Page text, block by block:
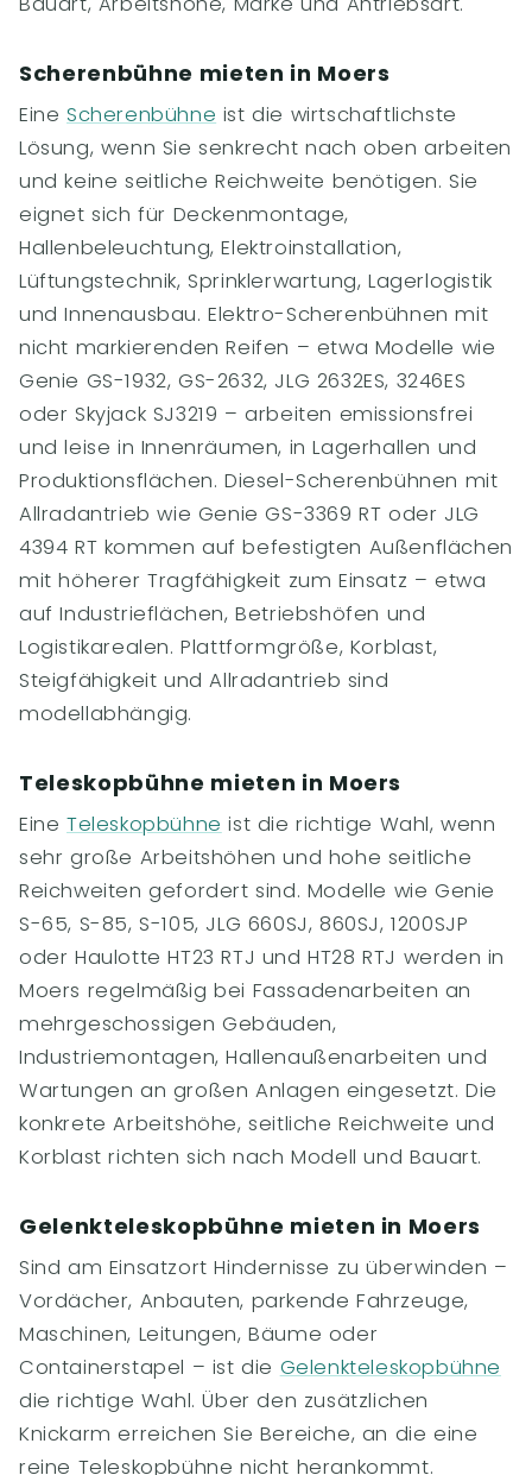
Scherenbühne mieten in Moers
Eine Scherenbühne ist die wirtschaftlichste
Lösung, wenn Sie senkrecht nach oben arbeiten
und keine seitliche Reichweite benötigen. Sie
eignet sich für Deckenmontage,
Hallenbeleuchtung, Elektroinstallation,
Lüftungstechnik, Sprinklerwartung, Lagerlogistik
und Innenausbau. Elektro-Scherenbühnen mit
nicht markierenden Reifen – etwa Modelle wie
Genie GS-1932, GS-2632, JLG 2632ES, 3246ES
oder Skyjack SJ3219 – arbeiten emissionsfrei
und leise in Innenräumen, in Lagerhallen und
Produktionsflächen. Diesel-Scherenbühnen mit
Allradantrieb wie Genie GS-3369 RT oder JLG
4394 RT kommen auf befestigten Außenflächen
mit höherer Tragfähigkeit zum Einsatz – etwa
auf Industrieflächen, Betriebshöfen und
Logistikarealen. Plattformgröße, Korblast,
Steigfähigkeit und Allradantrieb sind
modellabhängig.
Teleskopbühne mieten in Moers
Eine Teleskopbühne ist die richtige Wahl, wenn
sehr große Arbeitshöhen und hohe seitliche
Reichweiten gefordert sind. Modelle wie Genie
S-65, S-85, S-105, JLG 660SJ, 860SJ, 1200SJP
oder Haulotte HT23 RTJ und HT28 RTJ werden in
Moers regelmäßig bei Fassadenarbeiten an
mehrgeschossigen Gebäuden,
Industriemontagen, Hallenaußenarbeiten und
Wartungen an großen Anlagen eingesetzt. Die
konkrete Arbeitshöhe, seitliche Reichweite und
Korblast richten sich nach Modell und Bauart.
Gelenkteleskopbühne mieten in Moers
Sind am Einsatzort Hindernisse zu überwinden –
Vordächer, Anbauten, parkende Fahrzeuge,
Maschinen, Leitungen, Bäume oder
Containerstapel – ist die Gelenkteleskopbühne
die richtige Wahl. Über den zusätzlichen
Knickarm erreichen Sie Bereiche, an die eine
reine Teleskopbühne nicht herankommt.